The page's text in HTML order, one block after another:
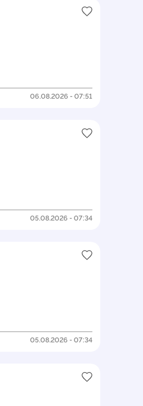
06.08.2026 - 07:51
05.08.2026 - 07:34
05.08.2026 - 07:34